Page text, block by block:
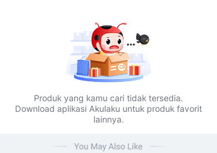
Produk yang kamu cari tidak tersedia.
Download aplikasi Akulaku untuk produk favorit
lainnya.